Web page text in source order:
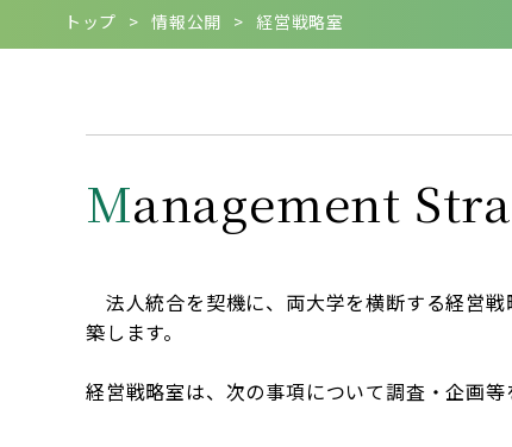
トップ 情報公開 経営戦略室
Management
法人統合を契機に、両大学を横断する経営
築します。
経営戦略室は、次の事項について調査・企画等